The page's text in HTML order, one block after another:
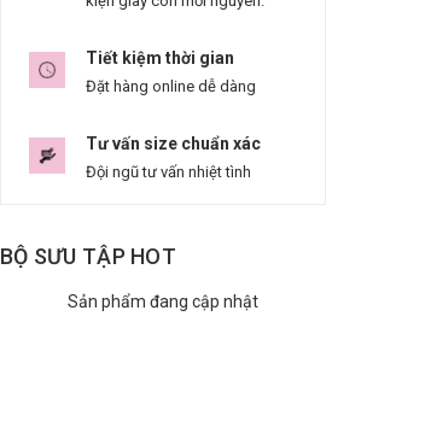
Tiết kiệm thời gian
Đặt hàng online dễ dàng
Tư vấn size chuẩn xác
Đội ngũ tư vấn nhiệt tình
BỘ SƯU TẬP HOT
Sản phẩm đang cập nhật